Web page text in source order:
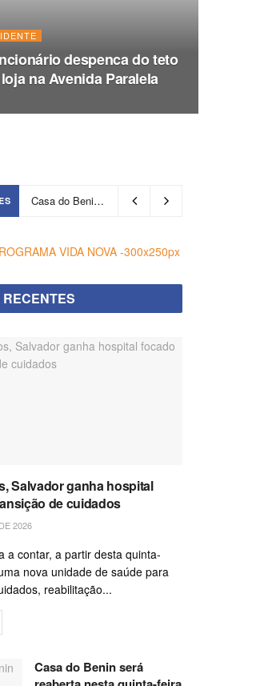
despenca do teto
na Avenida Paralela
Casa do Benin será reaberta nesta quinta-feira (6)
Salvador ganha hospital
de cuidados
2026
a contar, a partir desta quinta-
nova unidade de saúde para
reabilitação...
Casa do Benin será